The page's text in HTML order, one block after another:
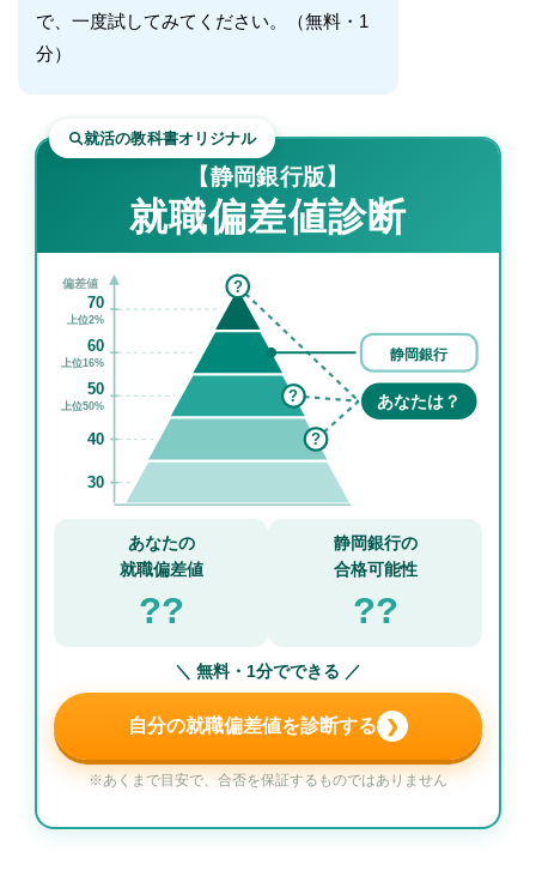
で、一度試してみてください。（無料・1
分）
就活の教科書オリジナル
【静岡銀行版】
就職偏差値診断
偏差値
70
上位2%
60
上位16%
50
上位50%
40
30
静岡銀行
?
?
?
あなたは？
あなたの
就職偏差値
??
静岡銀行の
合格可能性
??
＼ 無料・1分でできる ／
自分の就職偏差値を診断する ❯
※あくまで目安で、合否を保証するものではありません